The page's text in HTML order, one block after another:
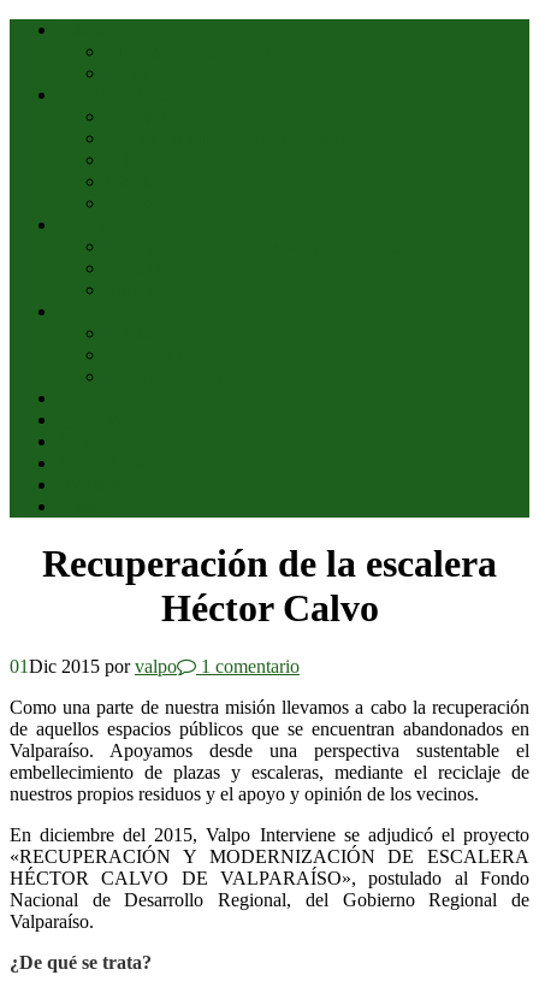
Recuperación de la escalera
Héctor Calvo
01Dic 2015 porvalpo
1 comentario
Como una parte de nuestra misión llevamos a cabo la recuperación
de aquellos espacios públicos que se encuentran abandonados en
Valparaíso. Apoyamos desde una perspectiva sustentable el
embellecimiento de plazas y escaleras, mediante el reciclaje de
nuestros propios residuos y el apoyo y opinión de los vecinos.
En diciembre del 2015, Valpo Interviene se adjudicó el proyecto
«RECUPERACIÓN Y MODERNIZACIÓN DE ESCALERA
HÉCTOR CALVO DE VALPARAÍSO», postulado al Fondo
Nacional de Desarrollo Regional, del Gobierno Regional de
Valparaíso.
¿De qué se trata?